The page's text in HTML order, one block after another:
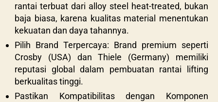
rantai terbuat dari alloy steel heat-treated, bukan
baja biasa, karena kualitas material menentukan
kekuatan dan daya tahannya.
Pilih Brand Terpercaya: Brand premium seperti
Crosby (USA) dan Thiele (Germany) memiliki
reputasi global dalam pembuatan rantai lifting
berkualitas tinggi.
Pastikan Kompatibilitas dengan Komponen